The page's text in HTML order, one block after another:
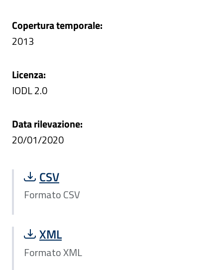
Copertura temporale:
2013
Licenza:
IODL 2.0
Data rilevazione:
20/01/2020
Scarica file Formato CSV:
CSV
Formato CSV
Scarica file Formato XML:
XML
Formato XML